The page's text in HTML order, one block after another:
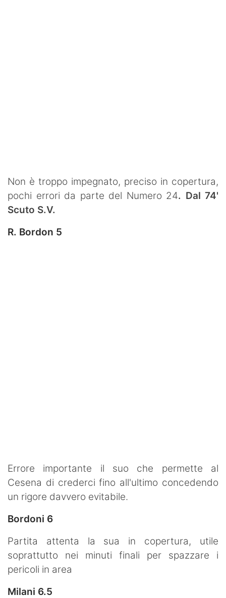
Non è troppo impegnato, preciso in copertura,
pochi errori da parte del Numero 24. Dal 74'
Scuto S.V.
R. Bordon 5
Errore importante il suo che permette al
Cesena di crederci fino all'ultimo concedendo
un rigore davvero evitabile.
Bordoni 6
Partita attenta la sua in copertura, utile
soprattutto nei minuti finali per spazzare i
pericoli in area
Milani 6.5